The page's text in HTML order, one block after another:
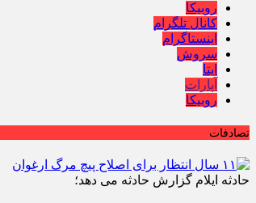
روبیکا
کانال تلگرام
اینستاگرام
سروش
ایتا
آپارات
روبیکا
تصادفات
حادثه ایلام گزارش حادثه می دهد؛